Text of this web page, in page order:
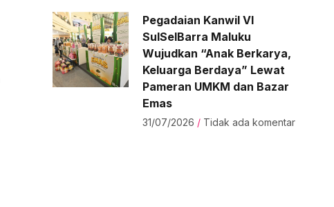
Pegadaian Kanwil VI
SulSelBarra Maluku
Wujudkan “Anak Berkarya,
Keluarga Berdaya” Lewat
Pameran UMKM dan Bazar
Emas
31/07/2026 Tidak ada komentar